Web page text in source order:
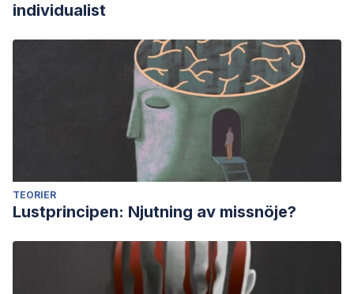
individualist
TEORIER
Lustprincipen: Njutning av missnöje?